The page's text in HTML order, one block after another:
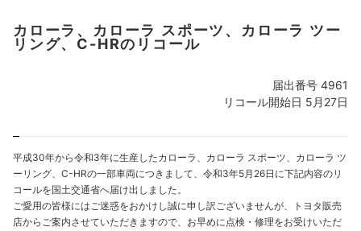
カローラ、カローラ スポーツ、カローラ ツー
リング、C-HRのリコール
届出番号 4961
リコール開始日 5月27日
平成30年から令和3年に生産したカローラ、カローラ スポーツ、カローラ ツ
ーリング、C-HRの一部車両につきまして、令和3年5月26日に下記内容のリ
コールを国土交通省へ届け出しました。
ご愛用の皆様にはご迷惑をおかけし誠に申し訳ございませんが、トヨタ販売
店からご案内させていただきますので、お早めに点検・修理をお受けいただ